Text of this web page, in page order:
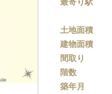
土地面積
建物面積
間取り
階数
築年月